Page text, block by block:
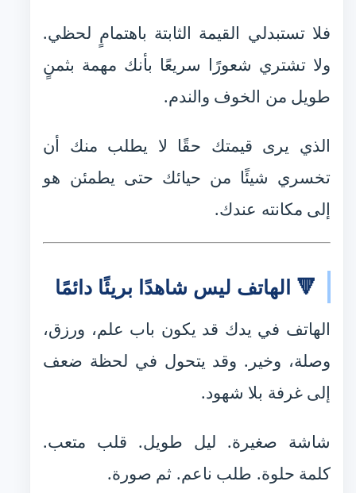
فلا تستبدلي القيمة الثابتة باهتمامٍ لحظي.
ولا تشتري شعورًا سريعًا بأنك مهمة بثمنٍ
طويل من الخوف والندم.
الذي يرى قيمتك حقًا لا يطلب منك أن
تخسري شيئًا من حيائك حتى يطمئن هو
إلى مكانته عندك.
🔻 الهاتف ليس شاهدًا بريئًا دائمًا
الهاتف في يدك قد يكون باب علم، ورزق،
وصلة، وخير. وقد يتحول في لحظة ضعف
إلى غرفة بلا شهود.
شاشة صغيرة. ليل طويل. قلب متعب.
كلمة حلوة. طلب ناعم. ثم صورة.